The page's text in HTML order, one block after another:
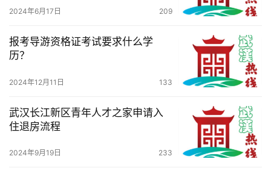
2024年6月17日 209
报考导游资格证考试要求什么学
历？
2024年12月11日 133
武汉长江新区青年人才之家申请入
住退房流程
2024年9月19日 233